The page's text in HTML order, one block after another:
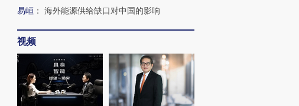
易峘 ： 海外能源供给缺口对中国的影响
视频